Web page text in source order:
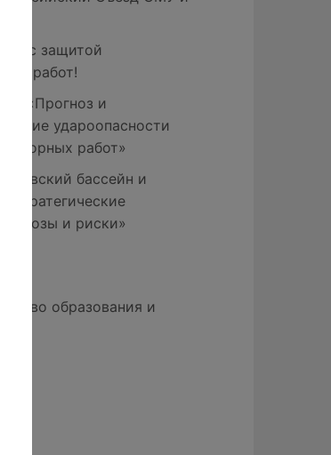
с защитой
работ!
«Прогноз и
удароопасности
горных работ»
«Азовский бассейн и
стратегические
угрозы и риски»